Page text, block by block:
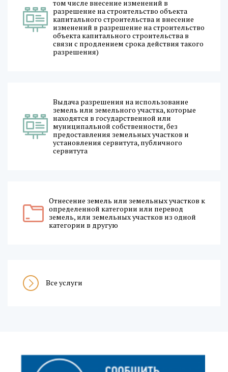
том числе внесение изменений в
разрешение на строительство объекта
капитального строительства и внесение
изменений в разрешение на строительство
объекта капитального строительства в
связи с продлением срока действия такого
разрешения)
Выдача разрешения на использование
земель или земельного участка, которые
находятся в государственной или
муниципальной собственности, без
предоставления земельных участков и
установления сервитута, публичного
сервитута
Отнесение земель или земельных участков к
определенной категории или перевод
земель, или земельных участков из одной
категории в другую
Все услуги